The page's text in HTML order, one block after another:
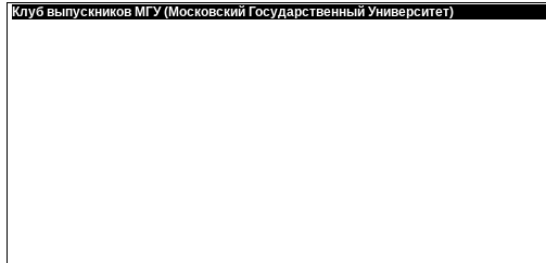
Клуб выпускников МГУ (Московский Государственный Университет)